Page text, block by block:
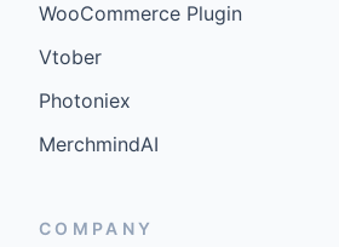
WooCommerce Plugin
Vtober
Photoniex
MerchmindAI
COMPANY